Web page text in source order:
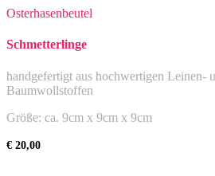
Osterhasenbeutel
Schmetterlinge
handgefertigt aus hochwertigen Leinen-
Baumwollstoffen
Größe: ca. 9cm x 9cm x 9cm
€ 20,00